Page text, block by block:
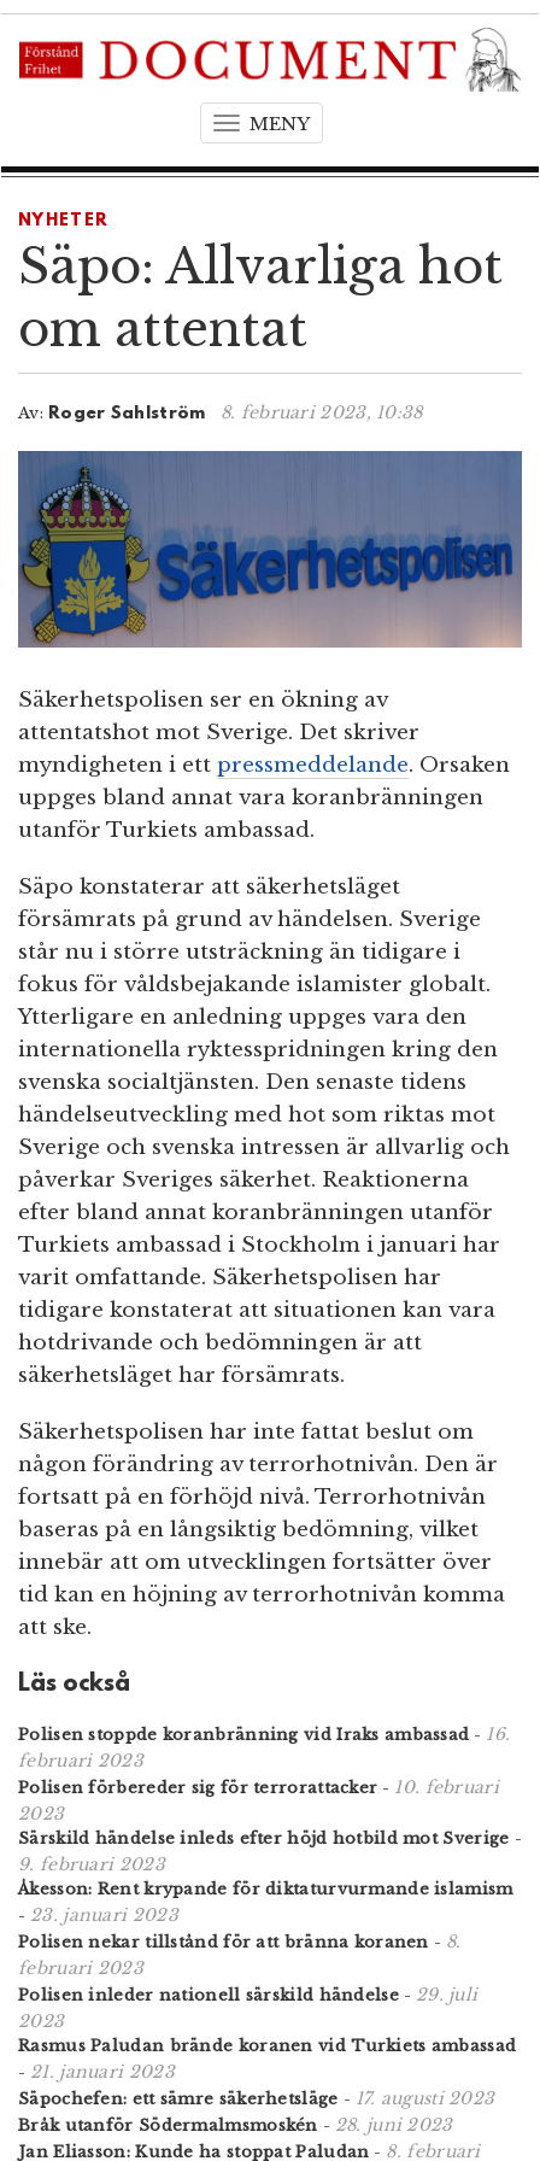
MENYT
g
g
o
n
NYHETER
Säpo: Allvarliga hot
om attentat
Av: Roger Sahlström 8. februari 2023, 10:38
Säkerhetspolisen ser en ökning av
attentatshot mot Sverige. Det skriver
myndigheten i ett pressmeddelande. Orsaken
uppges bland annat vara koranbränningen
utanför Turkiets ambassad.
Säpo konstaterar att säkerhetsläget
försämrats på grund av händelsen. Sverige
står nu i större utsträckning än tidigare i
fokus för våldsbejakande islamister globalt.
Ytterligare en anledning uppges vara den
internationella ryktesspridningen kring den
svenska socialtjänsten. Den senaste tidens
händelseutveckling med hot som riktas mot
Sverige och svenska intressen är allvarlig och
påverkar Sveriges säkerhet. Reaktionerna
efter bland annat koranbränningen utanför
Turkiets ambassad i Stockholm i januari har
varit omfattande. Säkerhetspolisen har
tidigare konstaterat att situationen kan vara
hotdrivande och bedömningen är att
säkerhetsläget har försämrats.
Säkerhetspolisen har inte fattat beslut om
någon förändring av terrorhotnivån. Den är
fortsatt på en förhöjd nivå. Terrorhotnivån
baseras på en långsiktig bedömning, vilket
innebär att om utvecklingen fortsätter över
tid kan en höjning av terrorhotnivån komma
att ske.
Läs också
Polisen stoppde koranbränning vid Iraks ambassad - 16.
februari 2023
Polisen förbereder sig för terrorattacker - 10. februari
2023
Särskild händelse inleds efter höjd hotbild mot Sverige -
9. februari 2023
Åkesson: Rent krypande för diktaturvurmande islamism
- 23. januari 2023
Polisen nekar tillstånd för att bränna koranen - 8.
februari 2023
Polisen inleder nationell särskild händelse- 29. juli
2023
Rasmus Paludan brände koranen vid Turkiets ambassad
- 21. januari 2023
Säpochefen: ett sämre säkerhetsläge - 17. augusti 2023
Bråk utanför Södermalmsmoskén - 28. juni 2023
Jan Eliasson: Kunde ha stoppat Paludan - 8. februari